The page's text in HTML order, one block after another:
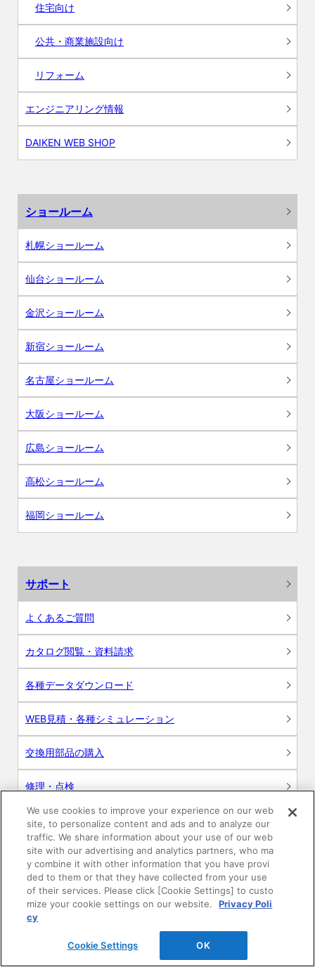
住宅向け
公共・商業施設向け
リフォーム
エンジニアリング情報
DAIKEN WEB SHOP
ショールーム
札幌ショールーム
仙台ショールーム
金沢ショールーム
新宿ショールーム
名古屋ショールーム
大阪ショールーム
広島ショールーム
高松ショールーム
福岡ショールーム
サポート
よくあるご質問
カタログ閲覧・資料請求
各種データダウンロード
WEB見積・各種シミュレーション
交換用部品の購入
修理・点検
お問い合わせ
ログイン
建築・設計関係者様向けサイト
ユーザー登録サービス
WEB見積システム
We use cookies to improve your experience on our web
site, to personalize content and ads and to analyze our
traffic. We share information about your use of our web
site with our advertising and analytics partners, who ma
y combine it with other information that you have provi
ded to them or that they have collected from your use
of their services. Please click [Cookie Settings] to custo
mize your cookie settings on our website.
Privacy Poli
cy
Cookie Settings OK